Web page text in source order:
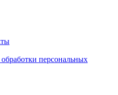
персональных